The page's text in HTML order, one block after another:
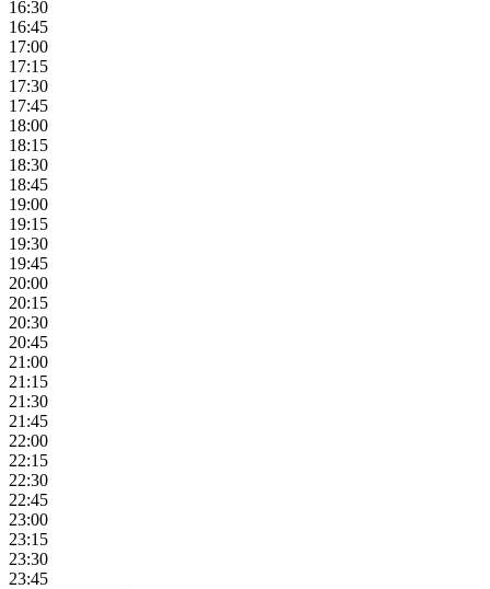
16:30
16:45
17:00
17:15
17:30
17:45
18:00
18:15
18:30
18:45
19:00
19:15
19:30
19:45
20:00
20:15
20:30
20:45
21:00
21:15
21:30
21:45
22:00
22:15
22:30
22:45
23:00
23:15
23:30
23:45